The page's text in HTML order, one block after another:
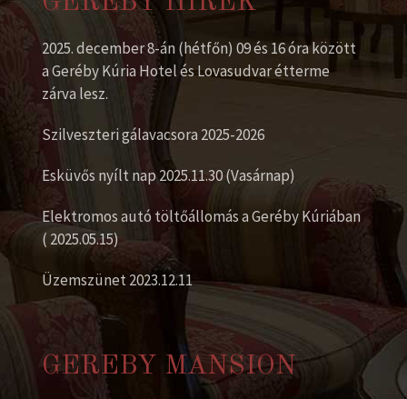
2025. december 8-án (hétfőn) 09 és 16 óra között
a Geréby Kúria Hotel és Lovasudvar étterme
zárva lesz.
Szilveszteri gálavacsora 2025-2026
Esküvős nyílt nap 2025.11.30 (Vasárnap)
Elektromos autó töltőállomás a Geréby Kúriában
( 2025.05.15)
Üzemszünet 2023.12.11
GEREBY MANSION